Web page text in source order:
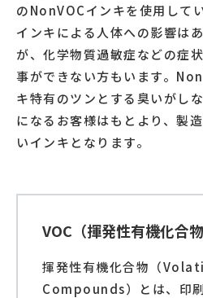
のNonVOCインキを使用して
インキによる人体への影響は
が、化学物質過敏症などの症
事ができない方もいます。
キ特有のツンとする臭いがし
になるお客様はもとより、製
いインキとなります。
VOC（揮発性有機化合
揮発性有機化合物（
Compounds）とは、印